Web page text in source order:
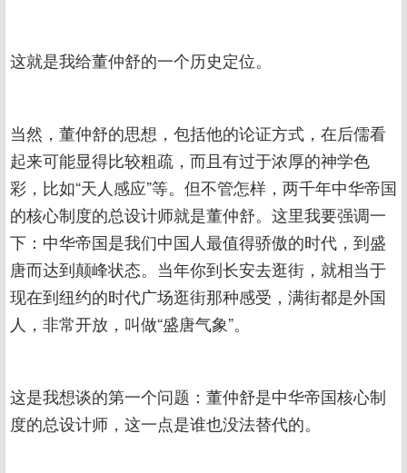
这就是我给董仲舒的一个历史定位。
当然，董仲舒的思想，包括他的论证方式，在后儒看
起来可能显得比较粗疏，而且有过于浓厚的神学色
彩，比如“天人感应”等。但不管怎样，两千年中华帝国
的核心制度的总设计师就是董仲舒。这里我要强调一
下：中华帝国是我们中国人最值得骄傲的时代，到盛
唐而达到颠峰状态。当年你到长安去逛街，就相当于
现在到纽约的时代广场逛街那种感受，满街都是外国
人，非常开放，叫做“盛唐气象”。
这是我想谈的第一个问题：董仲舒是中华帝国核心制
度的总设计师，这一点是谁也没法替代的。